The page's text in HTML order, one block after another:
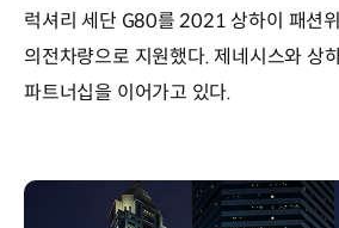
럭셔리 세단 G80를 2021 상하이 패션
의전차량으로 지원했다. 제네시스와 상
파트너십을 이어가고 있다.